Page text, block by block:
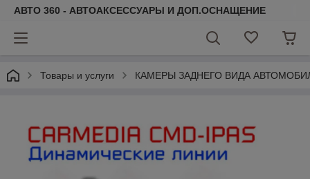
АВТО 360 - АВТОАКСЕССУАРЫ И ДОП.ОСНАЩЕНИЕ
Товары и услуги КАМЕРЫ ЗАДНЕГО ВИДА